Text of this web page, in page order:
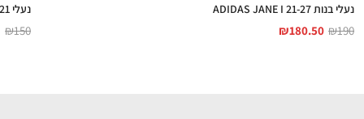
נעלי בנות ADIDAS JANE I 21-27
₪190
₪180.50
נעלי ADIDAS CAMPUS 00S CRIB 17-21
₪150